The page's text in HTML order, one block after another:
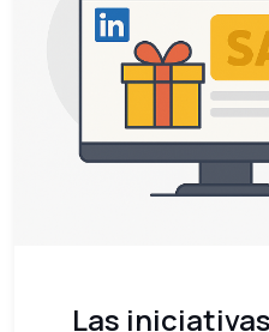
Las